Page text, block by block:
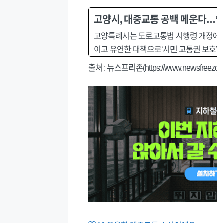
고양시, 대중교통 공백 메운다…‘
고양특례시는 도로교통법 시행령 개정
이고 유연한 대책으로‘시민 교통권 보
출처 :뉴스프리존(https://